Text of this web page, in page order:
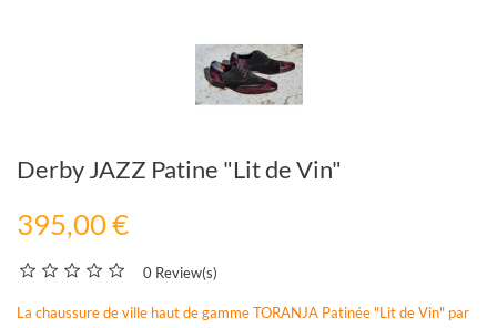
Derby JAZZ Patine "Lit de Vin"
395,00 €
0 Review(s)
La chaussure de ville haut de gamme TORANJA Patinée "Lit de Vin" par